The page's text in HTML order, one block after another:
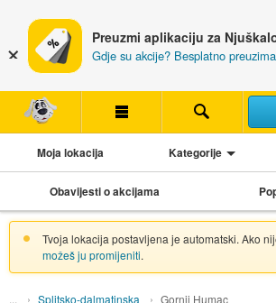
Preuzmi aplikaciju za
Gdje su akcije? Besplatno
Moja lokacija Kategorije
Obavijesti o akcijama
Tvoja lokacija postavljena je automatski. Ako
možeš ju promijeniti.
Splitsko-dalmatinska Gornji Humac